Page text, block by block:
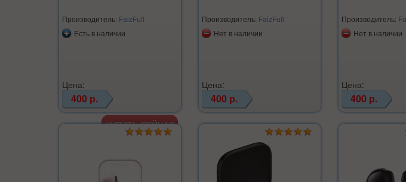
Производитель: FaizFull
Есть в наличии
Цена:
400 р.
Производитель: FaizFull
Нет в наличии
Цена:
400 р.
Производитель:
Нет в наличии
Цена:
400 р.